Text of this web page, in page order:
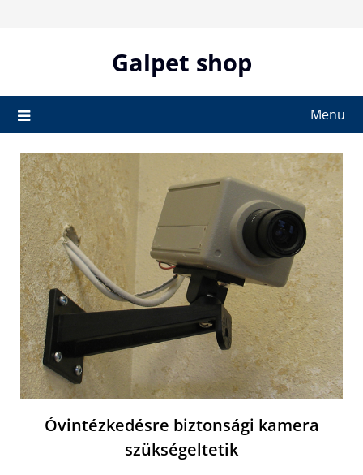
Galpet shop
Menu
Óvintézkedésre biztonsági kamera
szükségeltetik